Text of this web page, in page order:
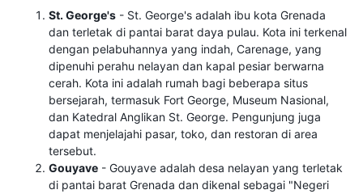
St. George's - St. George's adalah ibu kota Grenada
dan terletak di pantai barat daya pulau. Kota ini terkenal
dengan pelabuhannya yang indah, Carenage, yang
dipenuhi perahu nelayan dan kapal pesiar berwarna
cerah. Kota ini adalah rumah bagi beberapa situs
bersejarah, termasuk Fort George, Museum Nasional,
dan Katedral Anglikan St. George. Pengunjung juga
dapat menjelajahi pasar, toko, dan restoran di area
tersebut.
Gouyave - Gouyave adalah desa nelayan yang terletak
di pantai barat Grenada dan dikenal sebagai "Negeri